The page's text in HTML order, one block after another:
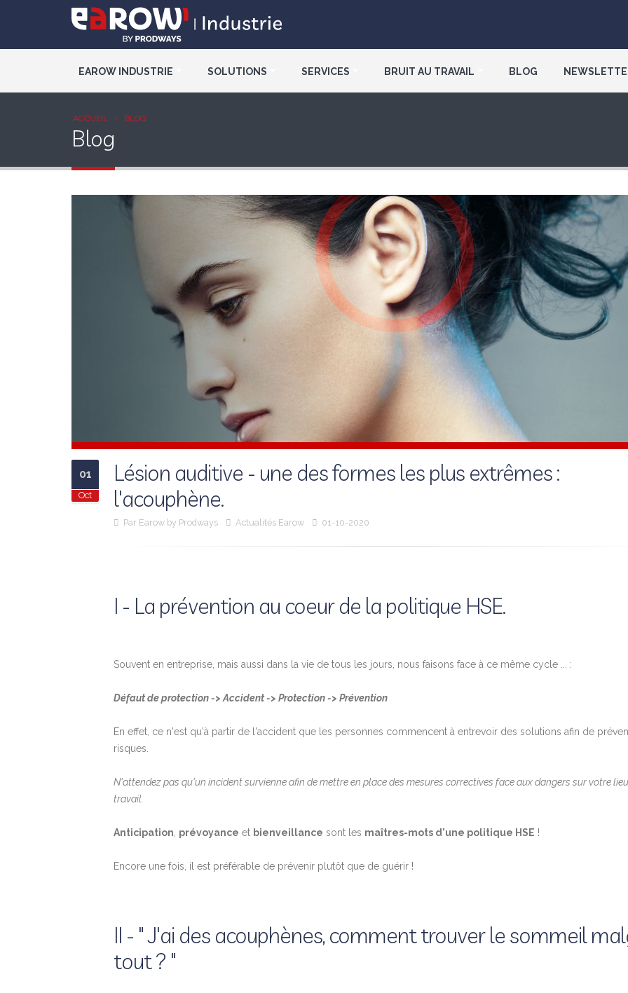
EAROW INDUSTRIE SOLUTIONS SERVICES BRUIT AU TRAVAIL BLOG
ACCUEIL BLOG
Blog
01
Oct
Lésion auditive - une des formes les plus extrêmes :
l'acouphène.
Par Earow by Prodways Actualités Earow 01-10-2020
I - La prévention au coeur de la politique HSE.
Souvent en entreprise, mais aussi dans la vie de tous les jours, nous faisons face à ce même cycle ... :
Défaut de protection -> Accident -> Protection -> Prévention
En effet, ce n'est qu'à partir de l'accident que les personnes commencent à entrevoir des solutions afin de
risques.
N'attendez pas qu'un incident survienne afin de mettre en place des mesures correctives face aux dangers sur votre
travail.
Anticipation prévoyance et bienveillance sont les maîtres-mots d'une politique HSE !
Encore une fois, il est préférable de prévenir plutôt que de guérir !
II - " J'ai des acouphènes, comment trouver le sommeil
tout ? "